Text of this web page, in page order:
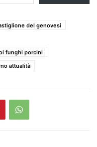
del genovesi
funghi porcini
attualità